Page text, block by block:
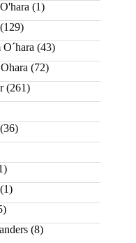
(1)
(129)
(43)
(72)
(261)
(36)
(1)
(8)